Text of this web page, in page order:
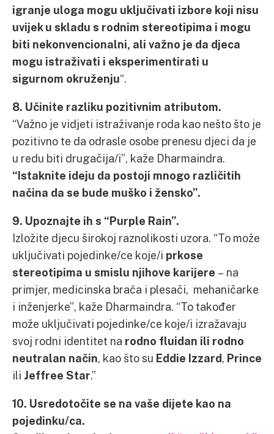
igranje uloga mogu uključivati izbore koji nisu
uvijek u skladu s rodnim stereotipima i mogu
biti nekonvencionalni, ali važno je da djeca
mogu istraživati i eksperimentirati u
sigurnom okruženju“.
8. Učinite razliku pozitivnim atributom.
“Važno je vidjeti istraživanje roda kao nešto što je
pozitivno te da odrasle osobe prenesu djeci da je
u redu biti drugačija/i”, kaže Dharmaindra.
“Istaknite ideju da postoji mnogo različitih
načina da se bude muško i žensko”.
9. Upoznajte ih s “Purple Rain”.
Izložite djecu širokoj raznolikosti uzora. “To može
uključivati pojedinke/ce koje/i prkose
stereotipima u smislu njihove karijere – na
primjer, medicinska braća i plesači, mehaničarke
i inženjerke”, kaže Dharmaindra. “To također
može uključivati pojedinke/ce koje/i izražavaju
svoj rodni identitet na rodno fluidan ili rodno
neutralan način, kao što su Eddie Izzard, Prince
ili Jeffree Star.”
10. Usredotočite se na vaše dijete kao na
pojedinku/ca.